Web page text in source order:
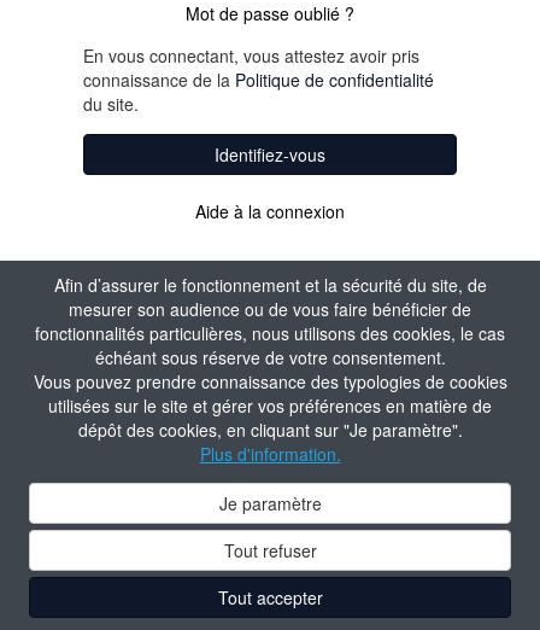
Afin d’assurer le fonctionnement et la sécurité du site, de
mesurer son audience ou de vous faire bénéficier de
fonctionnalités particulières, nous utilisons des cookies, le cas
échéant sous réserve de votre consentement.
Vous pouvez prendre connaissance des typologies de cookies
utilisées sur le site et gérer vos préférences en matière de
dépôt des cookies, en cliquant sur "Je paramètre".
Plus d'information.
Je paramètre
Tout refuser
Tout accepter
Mot de passe oublié ?
En vous connectant, vous attestez avoir pris
connaissance de la Politique de confidentialité
du site.
Identifiez-vous
Aide à la connexion